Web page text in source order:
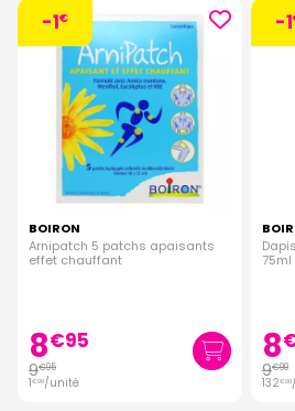
-1€
BOIRON
Arnipatch 5 patchs apaisants
effet chauffant
8€95
9€95
1€99/unité
-1
75ml
8
9€90
132€00/